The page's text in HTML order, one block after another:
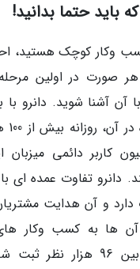
که باید حتما بدانید!
وکار کوچک هستید،
صورت در اولین
کاربر دائمی
دانرو تفاوت عمده ای
دارد و آن هدایت
آن ها به کسب وکار
است. در این بین 96 هزار